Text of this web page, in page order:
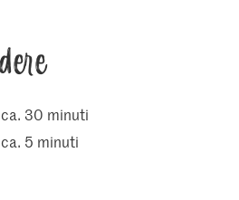
ca. 30 minuti
ca. 5 minuti